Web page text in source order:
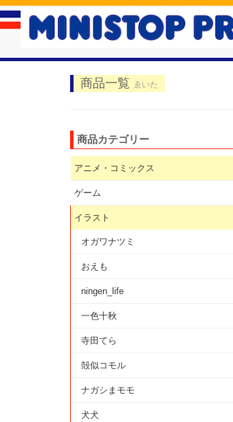
商品一覧 ゑいた
商品カテゴリー
アニメ・コミックス
ゲーム
イラスト
オガワナツミ
おえも
ningen_life
一色十秋
寺田てら
殻似コモル
ナガシまモモ
犬犬